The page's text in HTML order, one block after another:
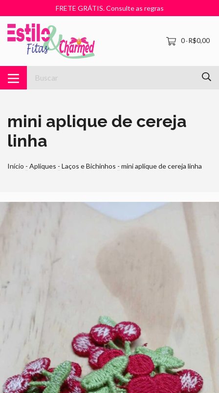
FRETE GRÁTIS. Consulte as regras
0-R$0,00
mini aplique de cereja
linha
Início - Apliques - Laços e Bichinhos - mini aplique de cereja linha